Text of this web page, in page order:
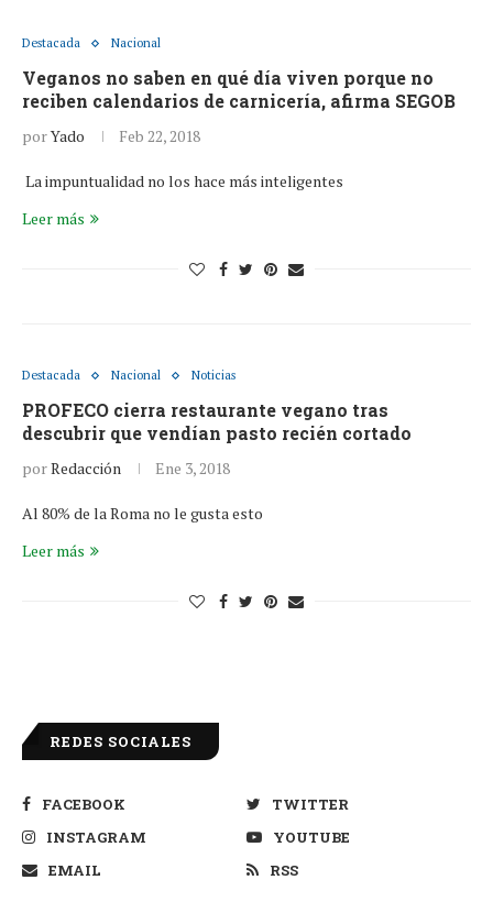
Destacada Nacional
Veganos no saben en qué día viven porque no
reciben calendarios de carnicería, afirma SEGOB
porYado Feb 22, 2018
La impuntualidad no los hace más inteligentes
Leer más
Destacada Nacional Noticias
PROFECO cierra restaurante vegano tras
descubrir que vendían pasto recién cortado
porRedacción Ene 3, 2018
Al 80% de la Roma no le gusta esto
Leer más
REDES SOCIALES
FACEBOOK
TWITTER
INSTAGRAM
YOUTUBE
EMAIL
RSS